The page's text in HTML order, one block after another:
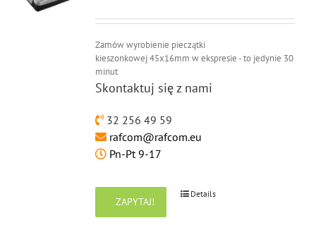
Zamów wyrobienie pieczątki
kieszonkowej 45x16mm w ekspresie - to jedynie 30
minut
Skontaktuj się z nami
32 256 49 59
rafcom@rafcom.eu
Pn-Pt 9-17
ZAPYTAJ!
Details